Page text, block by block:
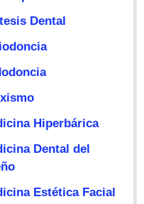
Dental
Hiperbárica
Dental del
Estética Facial